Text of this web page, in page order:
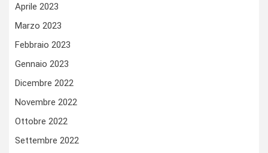
Aprile 2023
Marzo 2023
Febbraio 2023
Gennaio 2023
Dicembre 2022
Novembre 2022
Ottobre 2022
Settembre 2022